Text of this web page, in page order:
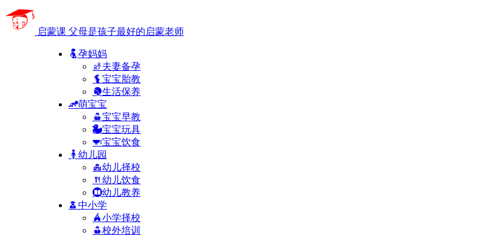
启蒙课 父母是孩子最好的启蒙老师
孕妈妈
夫妻备孕
宝宝胎教
生活保养
萌宝宝
宝宝早教
宝宝玩具
宝宝饮食
幼儿园
幼儿择校
幼儿饮食
幼儿教养
中小学
小学择校
校外培训